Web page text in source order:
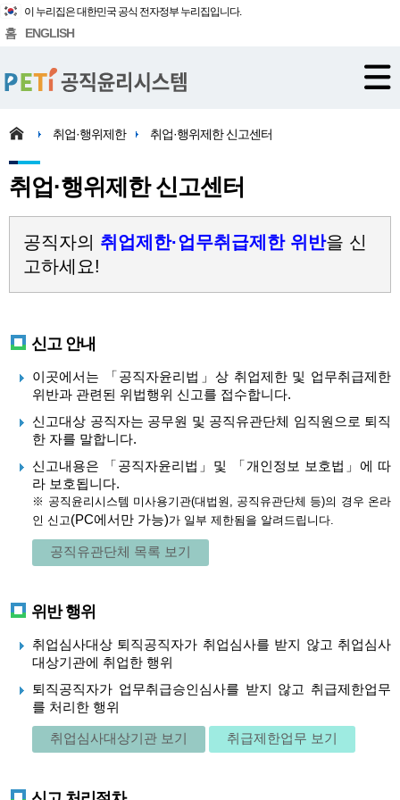
이 누리집은 대한민국 공식 전자정부 누리집입니다.
홈 ENGLISH
취업·행위제한 취업·행위제한 신고센터
취업·행위제한 신고센터
공직자의 취업제한·업무취급제한 위반을 신
고하세요!
신고 안내
이곳에서는 「공직자윤리법」상 취업제한 및 업무취급제한
위반과 관련된 위법행위 신고를 접수합니다.
신고대상 공직자는 공무원 및 공직유관단체 임직원으로 퇴직
한 자를 말합니다.
신고내용은 「공직자윤리법」및 「개인정보 보호법」에 따
라 보호됩니다.
※ 공직윤리시스템 미사용기관(대법원, 공직유관단체 등)의 경우 온라
인 신고(PC에서만 가능)가 일부 제한됨을 알려드립니다.
공직유관단체 목록 보기
위반 행위
취업심사대상 퇴직공직자가 취업심사를 받지 않고 취업심사
대상기관에 취업한 행위
퇴직공직자가 업무취급승인심사를 받지 않고 취급제한업무
를 처리한 행위
취업심사대상기관 보기 취급제한업무 보기